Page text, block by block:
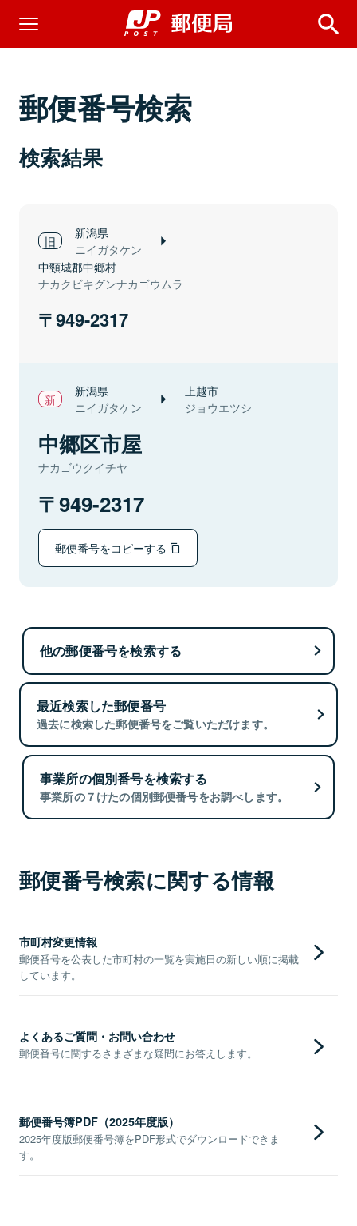
郵便番号検索
検索結果
新潟県
ニイガタケン
中頸城郡中郷村
ナカクビキグンナカゴウムラ
949-2317
新潟県
ニイガタケン
上越市
ジョウエツシ
中郷区市屋
ナカゴウクイチヤ
949-2317
郵便番号をコピーする
他の郵便番号を検索する
最近検索した郵便番号
過去に検索した郵便番号をご覧いただけます。
事業所の個別番号を検索する
事業所の７けたの個別郵便番号をお調べします。
郵便番号検索に関する情報
市町村変更情報
郵便番号を公表した市町村の一覧を実施日の新しい順に掲載
しています。
よくあるご質問・お問い合わせ
郵便番号に関するさまざまな疑問にお答えします。
郵便番号簿PDF（2025年度版）
2025年度版郵便番号簿をPDF形式でダウンロードできま
す。